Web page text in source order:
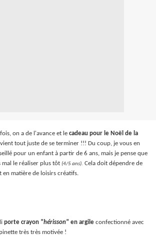
on a de l'avance et le cadeau pour le Noël de la
tout juste de se terminer !!! Du coup, je vous en
pour un enfant à partir de 6 ans, mais je pense que
mal le réaliser plus tôt (4/5 ans). Cela doit dépendre de
en matière de loisirs créatifs.
porte crayon "hérisson" en argile confectionné avec
très très motivée !